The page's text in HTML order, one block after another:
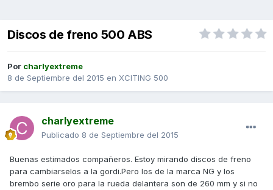
Discos de freno 500 ABS
Por charlyextreme
8 de Septiembre del 2015 en XCITING 500
charlyextreme
Publicado 8 de Septiembre del 2015
Buenas estimados compañeros. Estoy mirando discos de freno
para cambiarselos a la gordi.Pero los de la marca NG y los
brembo serie oro para la rueda delantera son de 260 mm y si no